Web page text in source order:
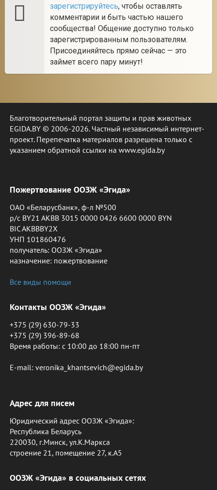
зарегистрируйтесь, чтобы оставлять
комментарии и быть частью нашего
сообщества! Общение доступно только
зарегистрированным пользователям.
Присоединяйтесь прямо сейчас — это
займет всего пару минут!
Благотворительный портал защиты и прав животных
EGIDA.BY © 2006-2026. Частный независимый интернет-
проект. Перепечатка материалов разрешена только с
указанием обратной ссылки на www.egida.by
Пожертвование ООЗЖ «Эгида»
ОАО «Беларусбанк», ф-л №500
р/с BY21 AKBB 3015 0000 0426 6600 0000 BYN
BIC AKBBBY2X
УНП 101860476
получатель: ООЗЖ «Эгида»
назначение: пожертвование
Все виды помощи
Контакты ООЗЖ «Эгида»
+375 (29) 630-79-33
+375 (29) 396-89-68
Время работы: c 10:00 до 18:00 пн-пт
E-mail: veronika_khantsevich@egida.by
Адрес для писем
Юридический адрес ООЗЖ «Эгида»:
Республика Беларусь
220030, г.Минск, ул.К.Маркса
строение 21, помещение 27, к.А5
ООЗЖ «Эгида» в социальных сетях